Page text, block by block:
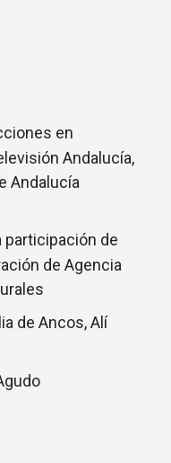
en
Andalucía,
Andalucía
participación de
de Agencia
de Ancos, Alí